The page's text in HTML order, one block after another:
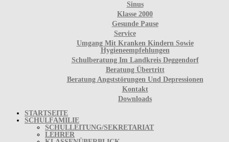
Sinus
Klasse 2000
Gesunde Pause
Service
Umgang Mit Kranken Kindern Sowie
Hygieneempfehlungen
Schulberatung Im Landkreis Deggendorf
Beratung Übertritt
Beratung Angststörungen Und Depressionen
Kontakt
Downloads
STARTSEITE
SCHULFAMILIE
SCHULLEITUNG/SEKRETARIAT
LEHRER